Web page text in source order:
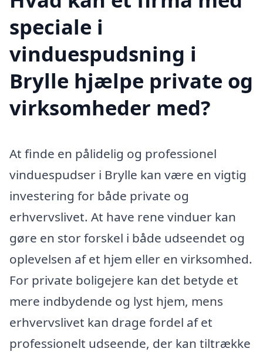
speciale i
vinduespudsning i
Brylle hjælpe private og
virksomheder med?
At finde en pålidelig og professionel
vinduespudser i Brylle kan være en vigtig
investering for både private og
erhvervslivet. At have rene vinduer kan
gøre en stor forskel i både udseendet og
oplevelsen af et hjem eller en virksomhed.
For private boligejere kan det betyde et
mere indbydende og lyst hjem, mens
erhvervslivet kan drage fordel af et
professionelt udseende, der kan tiltrække